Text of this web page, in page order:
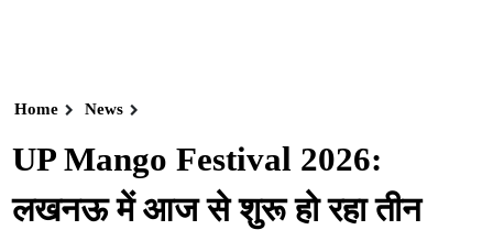
Home News
UP Mango Festival 2026:
लखनऊ में आज से शुरू हो रहा तीन